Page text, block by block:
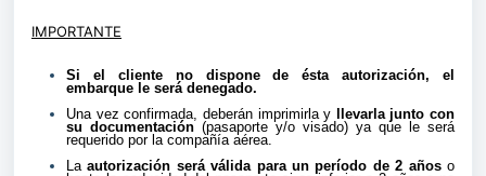
IMPORTANTE
Si el cliente no dispone de ésta autorización, el
embarque le será denegado.
Una vez confirmada, deberán imprimirla y
llevarla junto con
su documentación (pasaporte y/o visado) ya que le será
requerido por la compañía aérea.
Laautorización será válida para un período de 2 añoso